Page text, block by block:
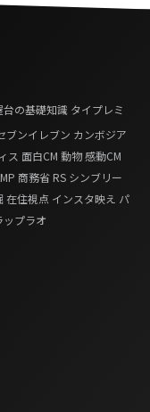
台の基礎知識 タイプレミ
ブンイレブン カンボジア
ス 面白CM 動物感動CM
商務省RS シンブリー
在住視点 インスタ映え パ
ップラオ